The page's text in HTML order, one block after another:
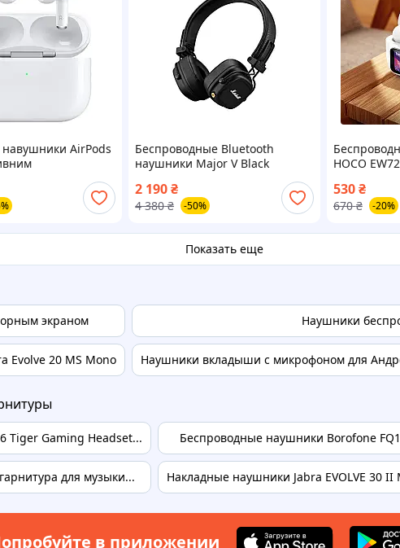
навушники AirPods
Беспроводные Bluetooth
наушники Major V Black
2 190₴
4 380 ₴ -50%
HOCO
Bluetooth
530 ₴
670 ₴ -20%
Показать еще
экраном
Evolve 20 MS Mono
Наушники
Наушники вкладыши с микрофоном для
Tiger Gaming Headset...
для музыки...
Беспроводные наушники Borofone
Накладные наушники Jabra EVOLVE 30 II
в приложении